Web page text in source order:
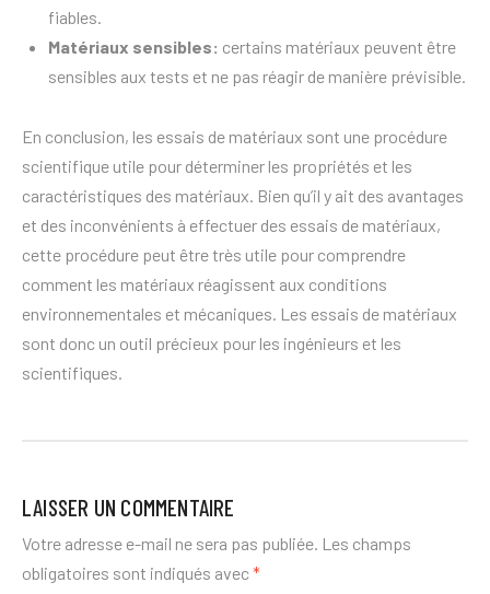
fiables.
Matériaux sensibles: certains matériaux peuvent être
sensibles aux tests et ne pas réagir de manière prévisible.
En conclusion, les essais de matériaux sont une procédure
scientifique utile pour déterminer les propriétés et les
caractéristiques des matériaux. Bien qu’il y ait des avantages
et des inconvénients à effectuer des essais de matériaux,
cette procédure peut être très utile pour comprendre
comment les matériaux réagissent aux conditions
environnementales et mécaniques. Les essais de matériaux
sont donc un outil précieux pour les ingénieurs et les
scientifiques.
LAISSER UN COMMENTAIRE
Votre adresse e-mail ne sera pas publiée. Les champs
obligatoires sont indiqués avec*